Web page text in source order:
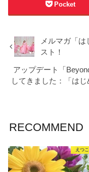
Pocket
メルマガ「
スト！
アップデート「
してきました：「は
RECOMMEND
えつ